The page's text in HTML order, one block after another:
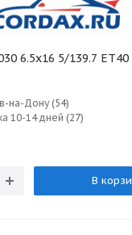
6.5x16 5/139.7 ET40
на-Дону (54)
10-14 дней (27)
В